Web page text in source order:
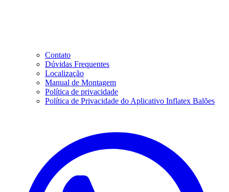
Contato
Dúvidas Frequentes
Localização
Manual de Montagem
Política de privacidade
Política de Privacidade do Aplicativo Inflatex Balões